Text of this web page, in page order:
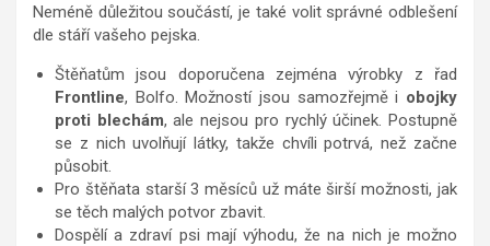
Neméně důležitou součástí, je také volit správné odblešení
dle stáří vašeho pejska.
Štěňatům jsou doporučena zejména výrobky z řad
Frontline, Bolfo. Možností jsou samozřejmě i obojky
proti blechám, ale nejsou pro rychlý účinek. Postupně
se z nich uvolňují látky, takže chvíli potrvá, než začne
působit.
Pro štěňata starší 3 měsíců už máte širší možnosti, jak
se těch malých potvor zbavit.
Dospělí a zdraví psi mají výhodu, že na nich je možno